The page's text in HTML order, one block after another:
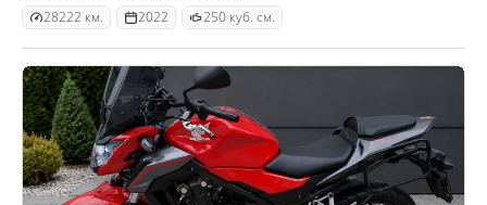
28222 км. 2022 250 куб. см.